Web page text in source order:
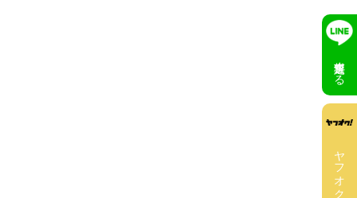
無料査定する
ヤフオク出店中